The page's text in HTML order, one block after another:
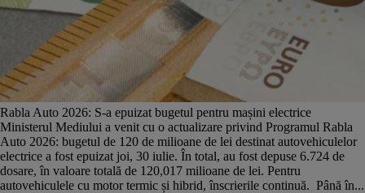
Rabla Auto 2026: S-a epuizat bugetul pentru mașini electrice
Ministerul Mediului a venit cu o actualizare privind Programul Rabla
Auto 2026: bugetul de 120 de milioane de lei destinat autovehiculelor
electrice a fost epuizat joi, 30 iulie. În total, au fost depuse 6.724 de
dosare, în valoare totală de 120,017 milioane de lei. Pentru
autovehiculele cu motor termic și hibrid, înscrierile continuă. Până în...